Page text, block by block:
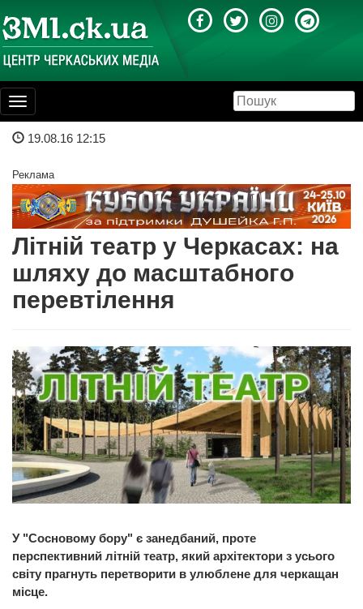
Toggle
navigation
19.08.16 12:15
Реклама
Літній театр у Черкасах: на
шляху до масштабного
перевтілення
У "Сосновому бору" є занедбаний, проте
перспективний літній театр, який архітектори з усього
світу прагнуть перетворити в улюблене для черкащан
місце.